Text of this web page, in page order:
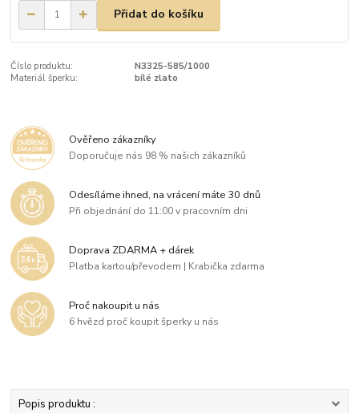
Přidat do košíku
Číslo produktu:
N3325-585/1000
Materiál šperku:
bílé zlato
Ověřeno zákazníky
Doporučuje nás 98 % našich zákazníků
Odesíláme ihned, na vrácení máte 30 dnů
Při objednání do 11:00 v pracovním dni
Doprava ZDARMA + dárek
Platba kartou/převodem | Krabička zdarma
Proč nakoupit u nás
6 hvězd proč koupit šperky u nás
Popis produktu :